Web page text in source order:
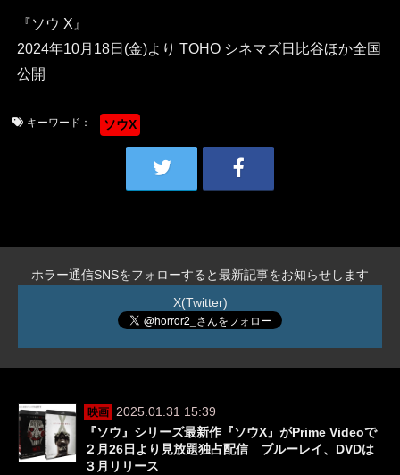
『ソウ X』
2024年10月18日(金)より TOHO シネマズ日比谷ほか全国
公開
キーワード： ソウX
ホラー通信SNSをフォローすると最新記事をお知らせします
X(Twitter)
映画
2025.01.31 15:39
『ソウ』シリーズ最新作『ソウX』がPrime Videoで
２月26日より見放題独占配信 ブルーレイ、DVDは
３月リリース